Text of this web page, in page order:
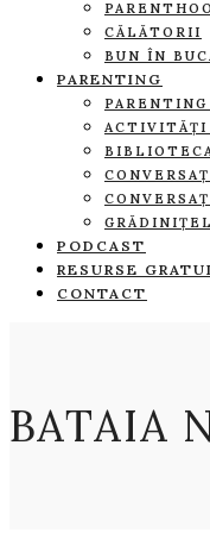
CĂLĂTORII
BUN ÎN
PARENTING
ACTIVITĂȚI
PODCAST
RESURSE
CONTACT
BATAIA